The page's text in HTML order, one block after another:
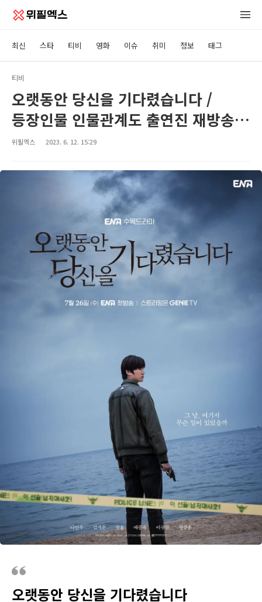
최신 스타 티비 영화 이슈 취미 정보 태그
티비
오랫동안 당신을 기다렸습니다 /
등장인물 인물관계도 출연진 재방송
다시보기 방송시간 · 오진성 고영주
시청률 몇부작 회차 정보 · 공식영상
위필엑스 2023. 6. 12. 15:29
오랫동안 당신을 기다렸습니다